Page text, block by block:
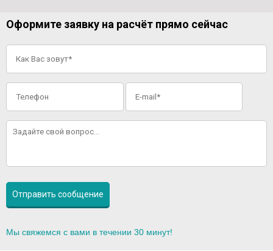
Оформите заявку на расчёт прямо сейчас
Мы свяжемся с вами в течении 30 минут!